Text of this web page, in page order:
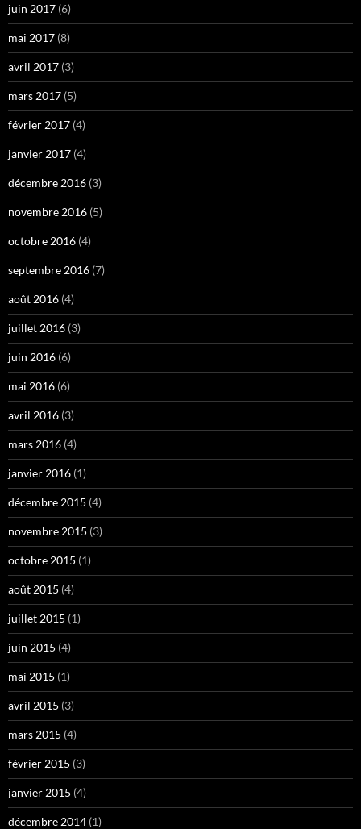
juin 2017 (6)
mai 2017 (8)
avril 2017 (3)
mars 2017 (5)
février 2017 (4)
janvier 2017 (4)
décembre 2016 (3)
novembre 2016 (5)
octobre 2016 (4)
septembre 2016 (7)
août 2016 (4)
juillet 2016 (3)
juin 2016 (6)
mai 2016 (6)
avril 2016 (3)
mars 2016 (4)
janvier 2016 (1)
décembre 2015 (4)
novembre 2015 (3)
octobre 2015 (1)
août 2015 (4)
juillet 2015 (1)
juin 2015 (4)
mai 2015 (1)
avril 2015 (3)
mars 2015 (4)
février 2015 (3)
janvier 2015 (4)
décembre 2014 (1)